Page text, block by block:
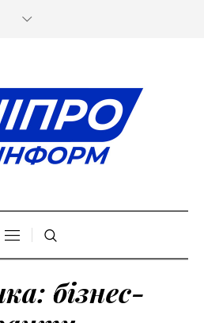
бізнес-